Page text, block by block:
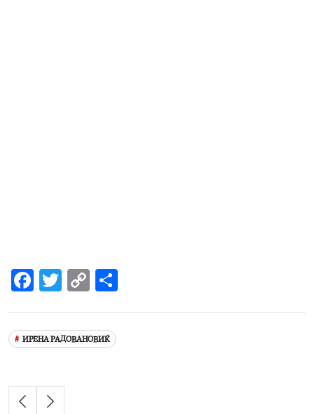
Facebook
Twitter
Copy
ИРЕНА РАДОВАНОВИЌ